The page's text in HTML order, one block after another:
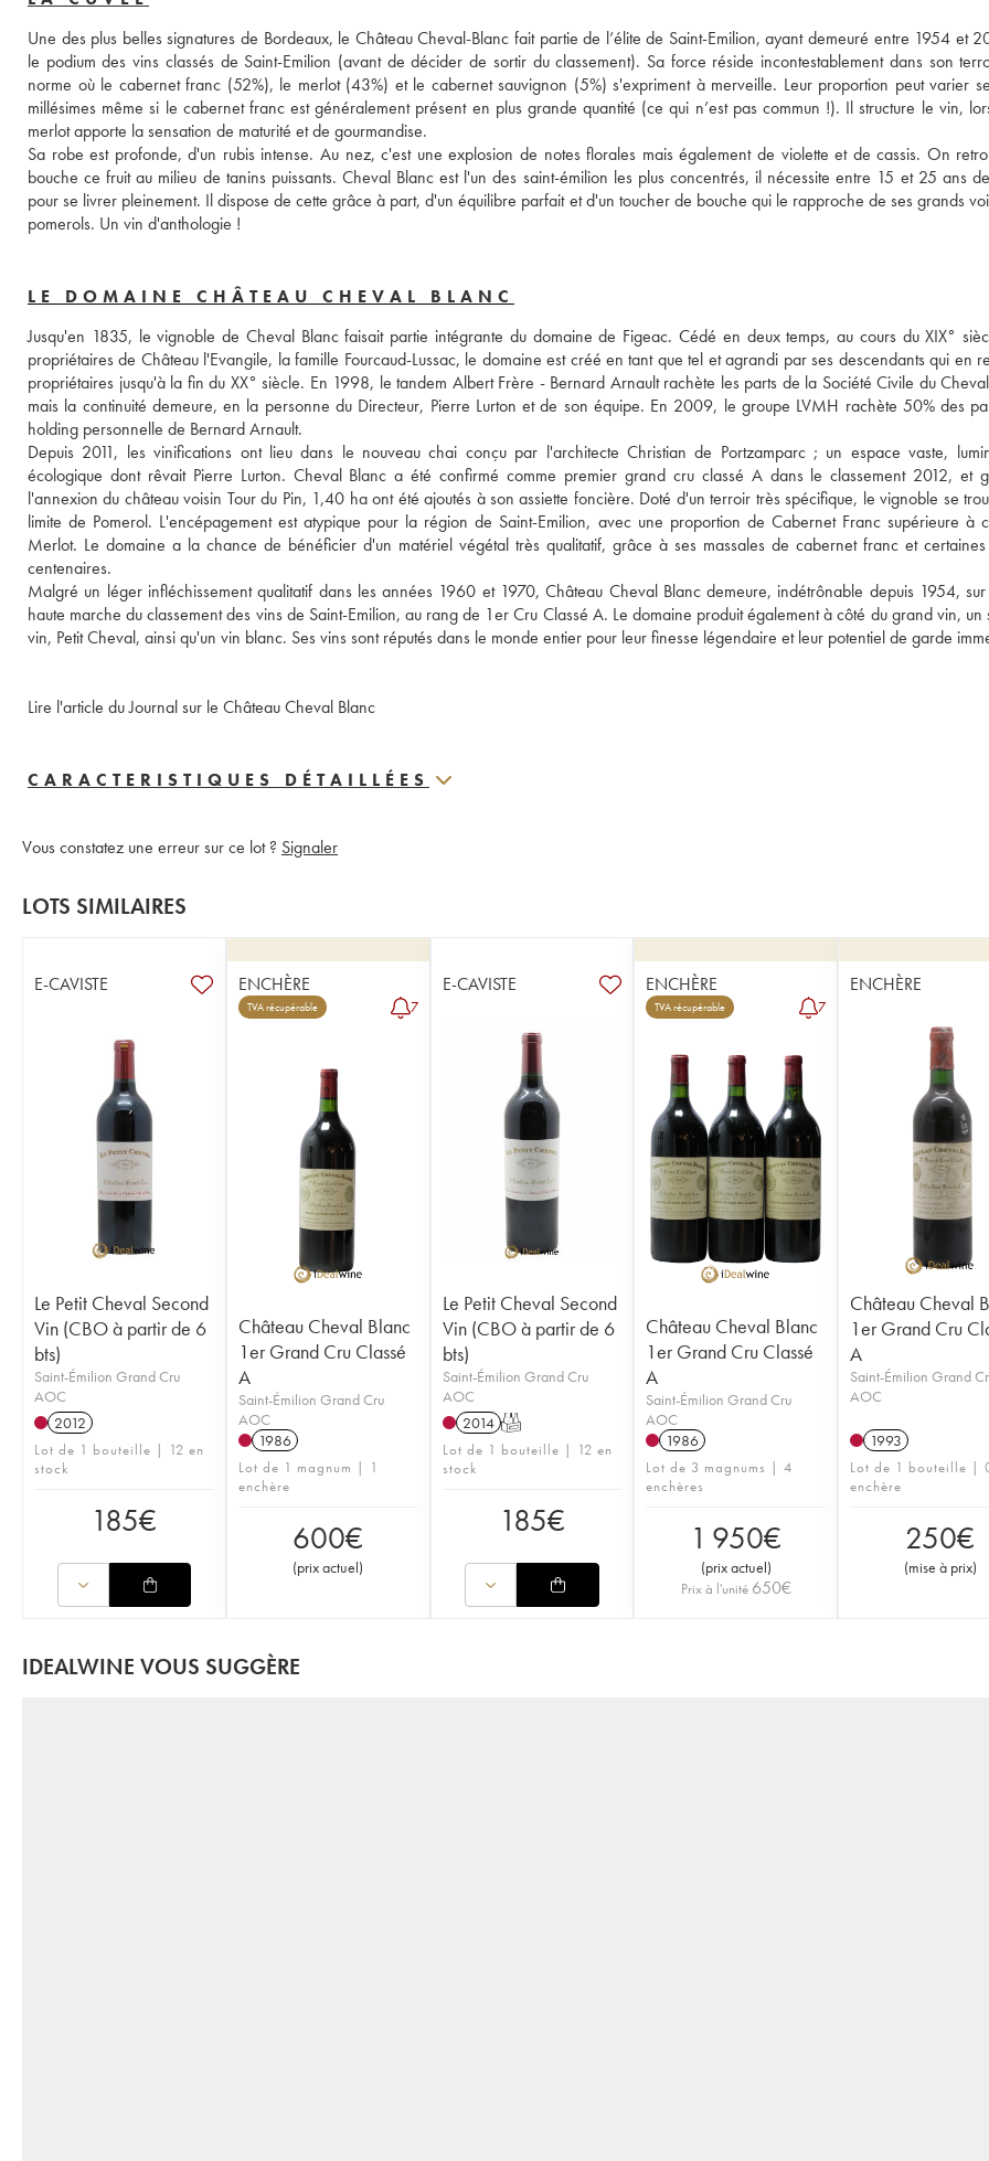
Une des plus belles signatures de Bordeaux, le Château Cheval-Blanc fait partie de l’élite de Saint-Emilion, ayant demeuré entre 1954 et
le podium des vins classés de Saint-Emilion (avant de décider de sortir du classement). Sa force réside incontestablement dans son
norme où le cabernet franc (52%), le merlot (43%) et le cabernet sauvignon (5%) s'expriment à merveille. Leur proportion peut varier
millésimes même si le cabernet franc est généralement présent en plus grande quantité (ce qui n’est pas commun !). Il structure le vin,
merlot apporte la sensation de maturité et de gourmandise.
Sa robe est profonde, d'un rubis intense. Au nez, c'est une explosion de notes florales mais également de violette et de cassis. On
bouche ce fruit au milieu de tanins puissants. Cheval Blanc est l'un des saint-émilion les plus concentrés, il nécessite entre 15 et 25 ans
pour se livrer pleinement. Il dispose de cette grâce à part, d'un équilibre parfait et d'un toucher de bouche qui le rapproche de ses grands
pomerols. Un vin d'anthologie !
LE DOMAINE CHÂTEAU CHEVAL BLANC
Jusqu'en 1835, le vignoble de Cheval Blanc faisait partie intégrante du domaine de Figeac. Cédé en deux temps, au cours du XIX°
propriétaires de Château l'Evangile, la famille Fourcaud-Lussac, le domaine est créé en tant que tel et agrandi par ses descendants qui en
propriétaires jusqu'à la fin du XX° siècle. En 1998, le tandem Albert Frère - Bernard Arnault rachète les parts de la Société Civile du
mais la continuité demeure, en la personne du Directeur, Pierre Lurton et de son équipe. En 2009, le groupe LVMH rachète 50% des
holding personnelle de Bernard Arnault.
Depuis 2011, les vinifications ont lieu dans le nouveau chai conçu par l'architecte Christian de Portzamparc ; un espace vaste,
écologique dont rêvait Pierre Lurton. Cheval Blanc a été confirmé comme premier grand cru classé A dans le classement 2012, et
l'annexion du château voisin Tour du Pin, 1,40 ha ont été ajoutés à son assiette foncière. Doté d'un terroir très spécifique, le vignoble se
limite de Pomerol. L'encépagement est atypique pour la région de Saint-Emilion, avec une proportion de Cabernet Franc supérieure à
Merlot. Le domaine a la chance de bénéficier d'un matériel végétal très qualitatif, grâce à ses massales de cabernet franc et
centenaires.
Malgré un léger infléchissement qualitatif dans les années 1960 et 1970, Château Cheval Blanc demeure, indétrônable depuis 1954,
haute marche du classement des vins de Saint-Emilion, au rang de 1er Cru Classé A. Le domaine produit également à côté du grand vin, un
vin, Petit Cheval, ainsi qu'un vin blanc. Ses vins sont réputés dans le monde entier pour leur finesse légendaire et leur potentiel de garde
Lire l'article du Journal sur le Château Cheval Blanc
CARACTERISTIQUES DÉTAILLÉES
Vous constatez une erreur sur ce lot ? Signaler
LOTS SIMILAIRES
E-CAVISTE
Le Petit Cheval Second
Vin (CBO à partir de 6
bts)
Saint-Émilion Grand Cru
AOC
2012
Lot de 1 bouteille | 12 en
stock
185€
ENCHÈRE
TVA récupérable 7
Château Cheval Blanc
1er Grand Cru Classé
A
Saint-Émilion Grand Cru
AOC
1986
Lot de 1 magnum | 1
enchère
600€
(prix actuel)
E-CAVISTE
Le Petit Cheval Second
Vin (CBO à partir de 6
bts)
Saint-Émilion Grand Cru
AOC
2014 T
Lot de 1 bouteille | 12 en
stock
185€
ENCHÈRE
TVA récupérable 7
Château Cheval Blanc
1er Grand Cru Classé
A
Saint-Émilion Grand Cru
AOC
1986
Lot de 3 magnums | 4
enchères
1 950€
(prix actuel)
Prix à l'unité 650€
ENCHÈRE
Château Cheval
1er Grand Cru
A
Saint-Émilion Grand
AOC
1993
Lot de 1 bouteille |
enchère
250€
(mise à prix)
IDEALWINE VOUS SUGGÈRE